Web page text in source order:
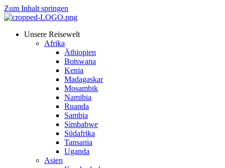
Zum Inhalt springen
Unsere Reisewelt
Afrika
Äthiopien
Botswana
Kenia
Madagaskar
Mosambik
Namibia
Ruanda
Sambia
Simbabwe
Südafrika
Tansania
Uganda
Asien